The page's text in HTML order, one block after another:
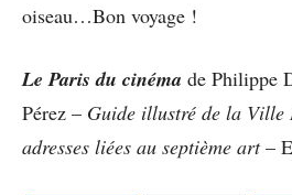
oiseau…Bon voyage !
Le Paris du cinéma de Philippe
Pérez – Guide illustré de la Ville
adresses liées au septième art–